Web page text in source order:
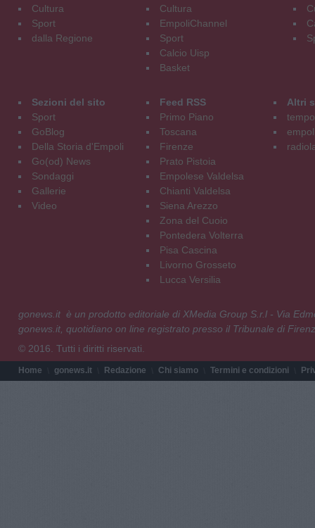
Cultura
Sport
dalla Regione
Cultura
EmpoliChannel
Sport
Calcio Uisp
Basket
Sezioni del sito
Sport
GoBlog
Della Storia d'Empoli
Go(od) News
Sondaggi
Gallerie
Video
Feed RSS
Primo Piano
Toscana
Firenze
Prato Pistoia
Empolese Valdelsa
Chianti Valdelsa
Siena Arezzo
Zona del Cuoio
Pontedera Volterra
Pisa Cascina
Livorno Grosseto
Lucca Versilia
Altri
gonews.it è un prodotto editoriale di XMedia Group S.r.l - Via
gonews.it, quotidiano on line registrato presso il Tribunale di
© 2016. Tutti i diritti riservati.
Home gonews.it Redazione Chi siamo Termini e condizioni